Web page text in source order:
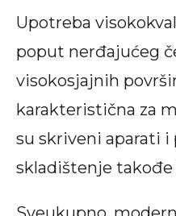
Upotreba
poput nerđajućeg
visokosjajnih
karakteristična za
su skriveni aparati i
skladištenje